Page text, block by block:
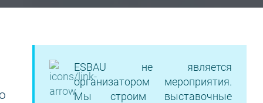
ESBAU не является
организатором мероприятия.
Мы строим выставочные